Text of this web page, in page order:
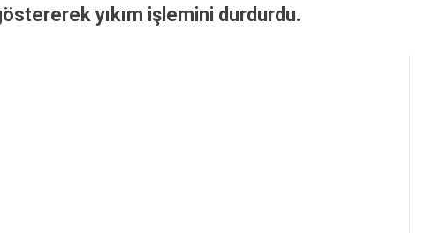
yıkım işlemini durdurdu.